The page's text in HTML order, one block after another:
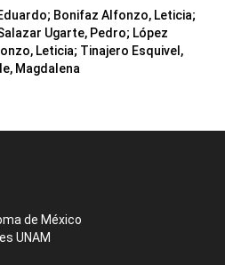
; Bonifaz Alfonzo, Leticia;
Ugarte, Pedro; López
Leticia; Tinajero Esquivel,
Magdalena
de México
UNAM